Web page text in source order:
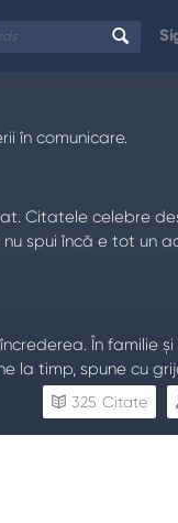
în comunicare.
Citatele celebre
spui încă e tot un
În familie și
la timp, spune cu
325 Citate